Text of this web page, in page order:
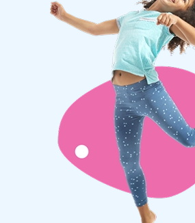
I gonfiabili JB sono rinforzati in più
ribattute e realizzati in robusto PVC di
Sono quindi molto resistenti e facili da
inoltre coperto da una garanzia di 2
con questo prodotto fornisci il piacere
Più di 15.000 clienti hanno scelto
Da più di 15 anni JB fa letteralmente
milioni di persone in tutto il mondo. I
sviluppatori e addetti alla logistica
gonfiabili uniche e insuperabili! E ti
servizio e una consegna professionali.